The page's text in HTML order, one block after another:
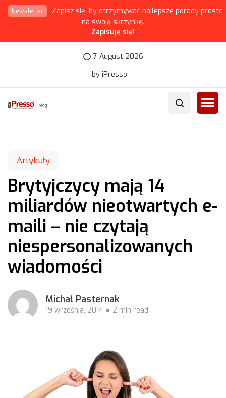
Newsletter
Zapisz się, by otrzymywać najlepsze porady prosto
na swoją skrzynkę.
Zapisuję się!
7 August 2026
by iPresso
Artykuły
Brytyjczycy mają 14
miliardów nieotwartych e-
maili – nie czytają
niespersonalizowanych
wiadomości
Michał Pasternak
19 września, 2014 2 min read